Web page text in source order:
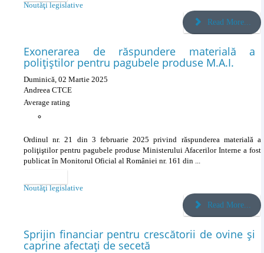
Noutăţi legislative
Read More...
Exonerarea de răspundere materială a
poliţiştilor pentru pagubele produse M.A.I.
Duminică, 02 Martie 2025
Andreea CTCE
Average rating
Ordinul nr. 21 din 3 februarie 2025 privind răspunderea materială a
poliţiştilor pentru pagubele produse Ministerului Afacerilor Interne a fost
publicat în Monitorul Oficial al României nr. 161 din ...
Noutăţi legislative
Read More...
Sprijin financiar pentru crescătorii de ovine și
caprine afectați de secetă